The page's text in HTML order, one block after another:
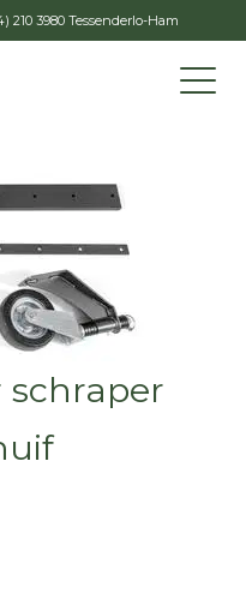
210 3980 Tessenderlo-Ham
schraper